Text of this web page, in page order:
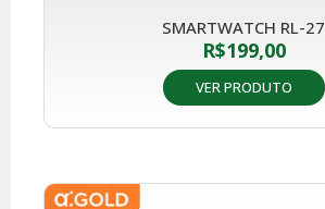
SMARTWATCH RL-27
R$199,00
VER PRODUTO